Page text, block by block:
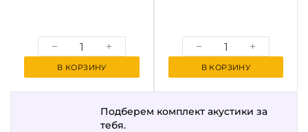
В КОРЗИНУ В КОРЗИНУ
Подберем комплект акустики за
тебя.